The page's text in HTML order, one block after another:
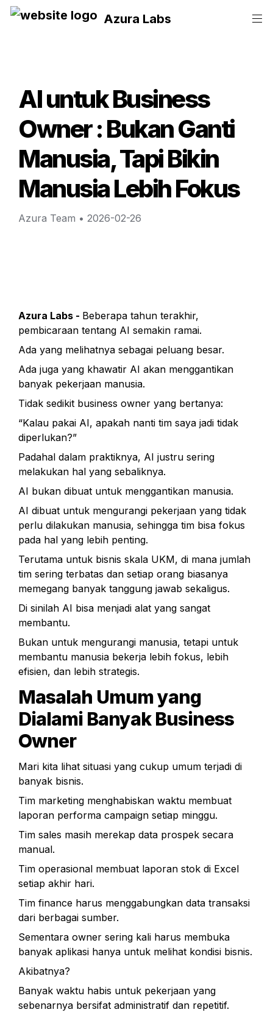
Azura Labs
AI untuk Business
Owner : Bukan Ganti
Manusia, Tapi Bikin
Manusia Lebih Fokus
Azura Team • 2026-02-26
Azura Labs - Beberapa tahun terakhir,
pembicaraan tentang AI semakin ramai.
Ada yang melihatnya sebagai peluang besar.
Ada juga yang khawatir AI akan menggantikan
banyak pekerjaan manusia.
Tidak sedikit business owner yang bertanya:
“Kalau pakai AI, apakah nanti tim saya jadi tidak
diperlukan?”
Padahal dalam praktiknya, AI justru sering
melakukan hal yang sebaliknya.
AI bukan dibuat untuk menggantikan manusia.
AI dibuat untuk mengurangi pekerjaan yang tidak
perlu dilakukan manusia, sehingga tim bisa fokus
pada hal yang lebih penting.
Terutama untuk bisnis skala UKM, di mana jumlah
tim sering terbatas dan setiap orang biasanya
memegang banyak tanggung jawab sekaligus.
Di sinilah AI bisa menjadi alat yang sangat
membantu.
Bukan untuk mengurangi manusia, tetapi untuk
membantu manusia bekerja lebih fokus, lebih
efisien, dan lebih strategis.
Masalah Umum yang
Dialami Banyak Business
Owner
Mari kita lihat situasi yang cukup umum terjadi di
banyak bisnis.
Tim marketing menghabiskan waktu membuat
laporan performa campaign setiap minggu.
Tim sales masih merekap data prospek secara
manual.
Tim operasional membuat laporan stok di Excel
setiap akhir hari.
Tim finance harus menggabungkan data transaksi
dari berbagai sumber.
Sementara owner sering kali harus membuka
banyak aplikasi hanya untuk melihat kondisi bisnis.
Akibatnya?
Banyak waktu habis untuk pekerjaan yang
sebenarnya bersifat administratif dan repetitif.